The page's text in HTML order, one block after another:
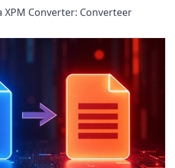
XPM Converter: Converteer